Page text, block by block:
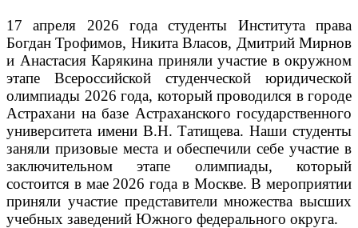
17 апреля 2026 года студенты Института права
Богдан Трофимов, Никита Власов, Дмитрий Мирнов
и Анастасия Карякина приняли участие в окружном
этапе Всероссийской студенческой юридической
олимпиады 2026 года, который проводился в городе
Астрахани на базе Астраханского государственного
университета имени В.Н. Татищева.Наши студенты
заняли призовые места и обеспечили себе участие в
заключительном этапе олимпиады, который
состоится в мае 2026 года в Москве. В мероприятии
приняли участие представители множества высших
учебных заведений Южного федерального округа.